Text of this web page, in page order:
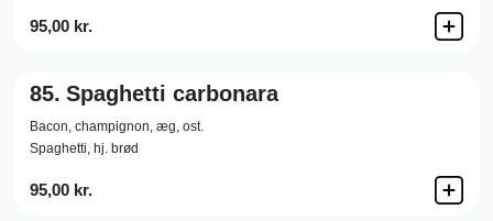
95,00 kr.
85. Spaghetti carbonara
Bacon, champignon, æg, ost.
Spaghetti, hj. brød
95,00 kr.